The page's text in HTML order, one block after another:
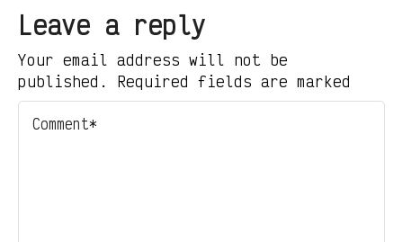
Leave a reply
Your email address will not be
published. Required fields are marked